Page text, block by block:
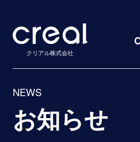
クリアル株式会社
NEWS
お知らせ